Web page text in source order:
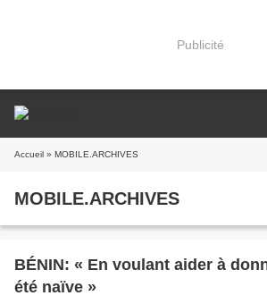
Publicité
Accueil » MOBILE.ARCHIVES
MOBILE.ARCHIVES
BÉNIN: « En voulant aider à
été naïve »